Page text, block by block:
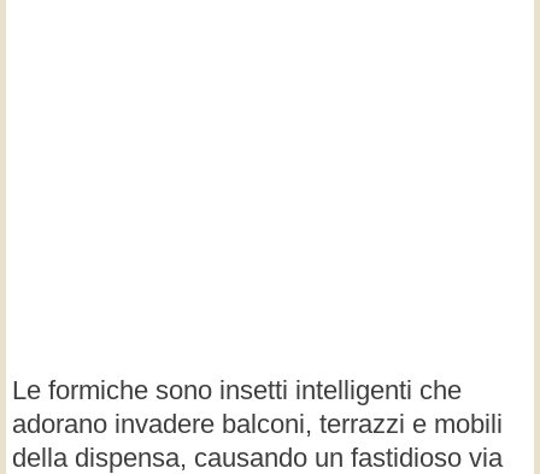
Le formiche sono insetti intelligenti che
adorano invadere balconi, terrazzi e mobili
della dispensa, causando un fastidioso via